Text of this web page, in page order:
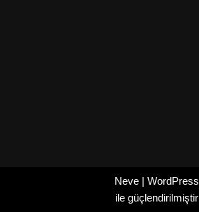
Neve| WordPress
ile güçlendirilmiştir